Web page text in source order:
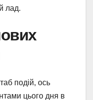
лад.
подій, ось
цього дня в